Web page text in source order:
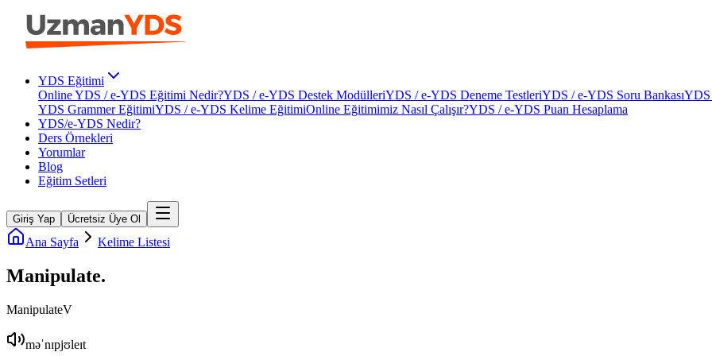
YDS Eğitimi
Online YDS / e-YDS Eğitimi Nedir?YDS / e-YDS Destek ModülleriYDS / e-YDS Deneme TestleriYDS / e-YDS Soru BankasıYDS
YDS Grammer EğitimiYDS / e-YDS Kelime EğitimiOnline Eğitimimiz Nasıl Çalışır?YDS / e-YDS Puan Hesaplama
YDS/e-YDS Nedir?
Ders Örnekleri
Yorumlar
Blog
Eğitim Setleri
Giriş Yap Ücretsiz Üye Ol
Ana Sayfa Kelime Listesi
Manipulate.
ManipulateV
məˈnɪpjʊleɪt